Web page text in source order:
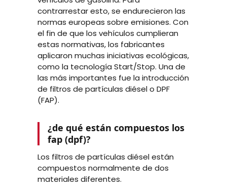
contrarrestar esto, se endurecieron las
normas europeas sobre emisiones. Con
el fin de que los vehículos cumplieran
estas normativas, los fabricantes
aplicaron muchas iniciativas ecológicas,
como la tecnología Start/Stop. Una de
las más importantes fue la introducción
de filtros de partículas diésel o DPF
(FAP).
¿de qué están compuestos los
fap (dpf)?
Los filtros de partículas diésel están
compuestos normalmente de dos
materiales diferentes.